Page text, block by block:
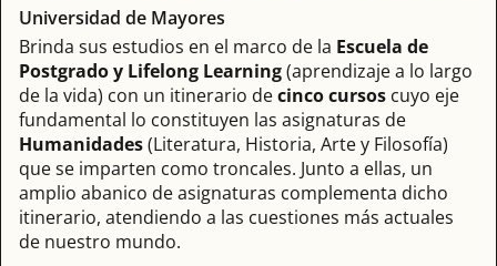
Universidad de Mayores
Brinda sus estudios en el marco de la Escuela de
Postgrado y Lifelong Learning(aprendizaje a lo largo
de la vida) con un itinerario decinco cursos cuyo eje
fundamental lo constituyen las asignaturas de
Humanidades(Literatura, Historia, Arte y Filosofía)
que se imparten como troncales. Junto a ellas, un
amplio abanico de asignaturas complementa dicho
itinerario, atendiendo a las cuestiones más actuales
de nuestro mundo.